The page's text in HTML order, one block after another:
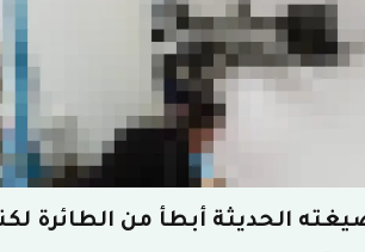
الحديثة أبطأ من الطائرة